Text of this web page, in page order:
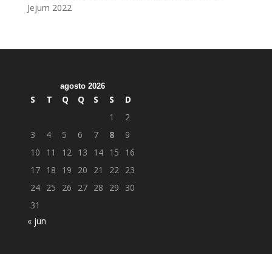
Jejum 2022
agosto 2026
S T Q Q S S
D
1
2
3
4 5 6 7 8
9
10
11 12 13 14 15
16
17 18 19 20 21 22 23
24 25 26 27 28 29
30
31
« jun